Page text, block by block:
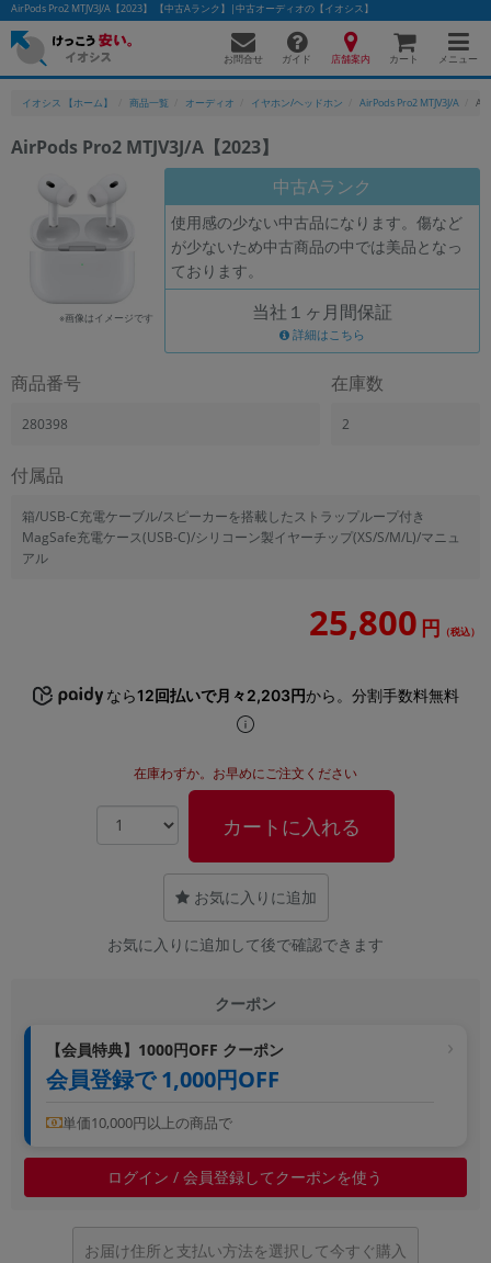
AirPods Pro2 MTJV3J/A【2023】 【中古Aランク】|中古オーディオの【イオシス】
お問合せ ガイド 店舗案内 カート メニュー
イオシス 【ホーム】 商品一覧 オーディオ イヤホン/ヘッドホン AirPods Pro2 MTJV3J/A
AirPods Pro2 MTJV3J/A【2023】
※画像はイメージです
中古Aランク
使用感の少ない中古品になります。傷など
が少ないため中古商品の中では美品となっ
ております。
当社１ヶ月間保証
詳細はこちら
商品番号
280398
在庫数
2
付属品
箱/USB-C充電ケーブル/スピーカーを搭載したストラップループ付き
MagSafe充電ケース(USB-C)/シリコーン製イヤーチップ(XS/S/M/L)/マニュ
アル
25,800 円 （税込）
なら12回払いで月々2,203円から。分割手数料無料
在庫わずか。お早めにご注文ください
カートに入れる
お気に入りに追加
お気に入りに追加して後で確認できます
クーポン
【会員特典】1000円OFF クーポン
会員登録で 1,000円OFF
単価10,000円以上の商品で
ログイン / 会員登録してクーポンを使う
お届け住所と支払い方法を選択して今すぐ購入
かんたんパソコン検索に切り替える
フリーワード
除外ワード
カテゴリー
商品シリーズ名・ブランド名の絞り込み。
メーカー
製造、販売メーカーの絞り込み
ドライブ
モニタサイズ